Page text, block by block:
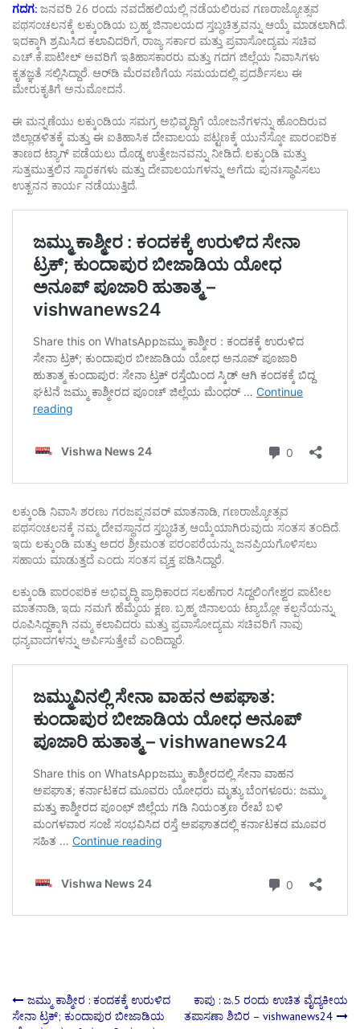
ಗದಗ: ಜನವರಿ 26 ರಂದು ನವದೆಹಲಿಯಲ್ಲಿ ನಡೆಯಲಿರುವ ಗಣರಾಜ್ಯೋತ್ಸವ
ಪಥಸಂಚಲನಕ್ಕೆ ಲಕ್ಕುಂಡಿಯ ಬ್ರಹ್ಮ ಜಿನಾಲಯದ ಸ್ತಬ್ಧಚಿತ್ರವನ್ನು ಆಯ್ಕೆ ಮಾಡಲಾಗಿದೆ.
ಇದಕ್ಕಾಗಿ ಶ್ರಮಿಸಿದ ಕಲಾವಿದರಿಗೆ, ರಾಜ್ಯ ಸರ್ಕಾರ ಮತ್ತು ಪ್ರವಾಸೋದ್ಯಮ ಸಚಿವ
ಎಚ್.ಕೆ.ಪಾಟೀಲ್ ಅವರಿಗೆ ಇತಿಹಾಸಕಾರರು ಮತ್ತು ಗದಗ ಜಿಲ್ಲೆಯ ನಿವಾಸಿಗಳು
ಕೃತಜ್ಞತೆ ಸಲ್ಲಿಸಿದ್ದಾರೆ. ಆರ್‌ಡಿ ಮೆರವಣಿಗೆಯ ಸಮಯದಲ್ಲಿ ಪ್ರದರ್ಶಿಸಲು ಈ
ಮೇರುಕೃತಿಗೆ ಅನುಮೋದನೆ.
ಈ ಮನ್ನಣೆಯು ಲಕ್ಕುಂಡಿಯ ಸಮಗ್ರ ಅಭಿವೃದ್ಧಿಗೆ ಯೋಜನೆಗಳನ್ನು ಹೊಂದಿರುವ
ಜಿಲ್ಲಾಡಳಿತಕ್ಕೆ ಮತ್ತು ಈ ಐತಿಹಾಸಿಕ ದೇವಾಲಯ ಪಟ್ಟಣಕ್ಕೆ ಯುನೆಸ್ಕೋ ಪಾರಂಪರಿಕ
ತಾಣದ ಟ್ಯಾಗ್ ಪಡೆಯಲು ದೊಡ್ಡ ಉತ್ತೇಜನವನ್ನು ನೀಡಿದೆ. ಲಕ್ಕುಂಡಿ ಮತ್ತು
ಸುತ್ತಮುತ್ತಲಿನ ಸ್ಮಾರಕಗಳು ಮತ್ತು ದೇವಾಲಯಗಳನ್ನು ಅಗೆದು ಪುನಃಸ್ಥಾಪಿಸಲು
ಉತ್ಖನನ ಕಾರ್ಯ ನಡೆಯುತ್ತಿದೆ.
ಲಕ್ಕುಂಡಿ ನಿವಾಸಿ ಶರಣು ಗರಜಪ್ಪನವರ್ ಮಾತನಾಡಿ, ಗಣರಾಜ್ಯೋತ್ಸವ
ಪಥಸಂಚಲನಕ್ಕೆ ನಮ್ಮ ದೇವಸ್ಥಾನದ ಸ್ತಬ್ಧಚಿತ್ರ ಆಯ್ಕೆಯಾಗಿರುವುದು ಸಂತಸ ತಂದಿದೆ.
ಇದು ಲಕ್ಕುಂಡಿ ಮತ್ತು ಅದರ ಶ್ರೀಮಂತ ಪರಂಪರೆಯನ್ನು ಜನಪ್ರಿಯಗೊಳಿಸಲು
ಸಹಾಯ ಮಾಡುತ್ತದೆ ಎಂದು ಸಂತಸ ವ್ಯಕ್ತ ಪಡಿಸಿದ್ದಾರೆ.
ಲಕ್ಕುಂಡಿ ಪಾರಂಪರಿಕ ಅಭಿವೃದ್ಧಿ ಪ್ರಾಧಿಕಾರದ ಸಲಹೆಗಾರ ಸಿದ್ದಲಿಂಗೇಶ್ವರ ಪಾಟೀಲ
ಮಾತನಾಡಿ, ಇದು ನಮಗೆ ಹೆಮ್ಮೆಯ ಕ್ಷಣ. ಬ್ರಹ್ಮ ಜಿನಾಲಯ ಟ್ಯಾಬ್ಲೋ ಕಲ್ಪನೆಯನ್ನು
ರೂಪಿಸಿದ್ದಕ್ಕಾಗಿ ನಮ್ಮ ಕಲಾವಿದರು ಮತ್ತು ಪ್ರವಾಸೋದ್ಯಮ ಸಚಿವರಿಗೆ ನಾವು
ಧನ್ಯವಾದಗಳನ್ನು ಅರ್ಪಿಸುತ್ತೇವೆ ಎಂದಿದ್ದಾರೆ.
Post
ಜಮ್ಮು ಕಾಶ್ಮೀರ‌ : ಕಂದಕಕ್ಕೆ ಉರುಳಿದ
ಸೇನಾ ಟ್ರಕ್​; ಕುಂದಾಪುರ ಬೀಜಾಡಿಯ
ಕಾಪು : ಜ.5 ರಂದು ಉಚಿತ ವೈದ್ಯಕೀಯ
ತಪಾಸಣಾ ಶಿಬಿರ – vishwanews24